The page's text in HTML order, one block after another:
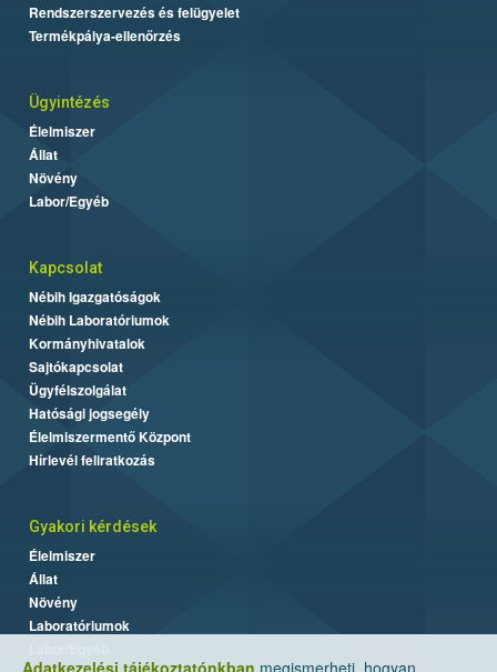
Adatkezelési tájékoztatónkban megismerheti, hogyan
Rendszerszervezés és felügyelet
Termékpálya-ellenőrzés
Ügyintézés
Élelmiszer
Állat
Növény
Labor/Egyéb
Kapcsolat
Nébih Igazgatóságok
Nébih Laboratóriumok
Kormányhivatalok
Sajtókapcsolat
Ügyfélszolgálat
Hatósági jogsegély
Élelmiszermentő Központ
Hírlevél feliratkozás
Gyakori kérdések
Élelmiszer
Állat
Növény
Laboratóriumok